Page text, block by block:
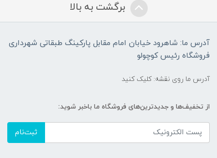
برگشت به بالا
آدرس ما: شاهرود خیابان امام مقابل پارکینگ طبقاتی شهرداری
فروشگاه رئیس کوچولو
آدرس ما روی نقشه: کلیک کنید
از تخفیف‌ها و جدیدترین‌های فروشگاه ما باخبر شوید:
ثبت‌نام